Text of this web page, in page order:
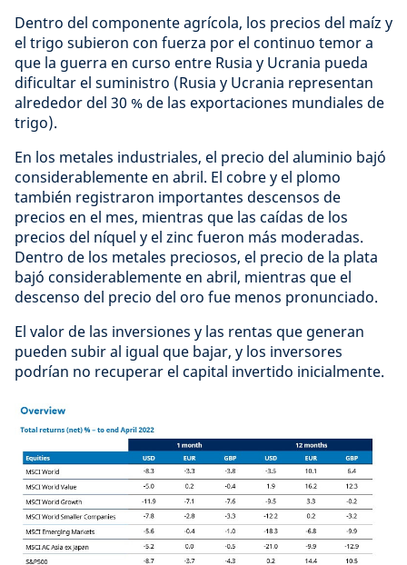
Dentro del componente agrícola, los precios del maíz y
el trigo subieron con fuerza por el continuo temor a
que la guerra en curso entre Rusia y Ucrania pueda
dificultar el suministro (Rusia y Ucrania representan
alrededor del 30 % de las exportaciones mundiales de
trigo).
En los metales industriales, el precio del aluminio bajó
considerablemente en abril. El cobre y el plomo
también registraron importantes descensos de
precios en el mes, mientras que las caídas de los
precios del níquel y el zinc fueron más moderadas.
Dentro de los metales preciosos, el precio de la plata
bajó considerablemente en abril, mientras que el
descenso del precio del oro fue menos pronunciado.
El valor de las inversiones y las rentas que generan
pueden subir al igual que bajar, y los inversores
podrían no recuperar el capital invertido inicialmente.